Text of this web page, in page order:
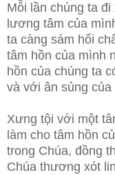
Mỗi lần chúng ta
lương tâm của
ta càng sám hối
tâm hồn của mình
hồn của chúng ta
và với ân sủng của
Xưng tội với một
làm cho tâm hồn
trong Chúa, đồng
Chúa thương xót